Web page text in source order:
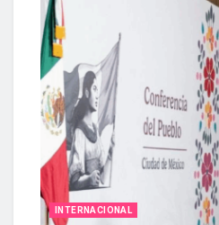
INTERNACIONAL